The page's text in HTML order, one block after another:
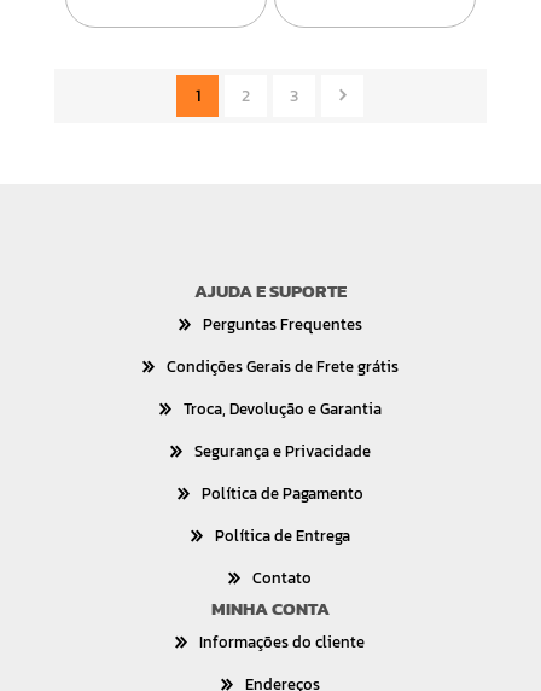
1 2 3
AJUDA E SUPORTE
Perguntas Frequentes
Condições Gerais de Frete grátis
Troca, Devolução e Garantia
Segurança e Privacidade
Política de Pagamento
Política de Entrega
Contato
MINHA CONTA
Informações do cliente
Endereços